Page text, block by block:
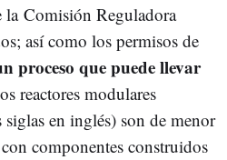
Comisión Reguladora
así como los permisos de
proceso que puede llevar
reactores modulares
en inglés) son de menor
componentes construidos